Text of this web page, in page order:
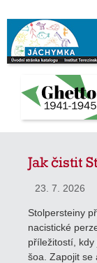
Jak čistit
23. 7. 2026
Stolpersteiny
nacistické
příležitostí,
šoa. Zapojit se